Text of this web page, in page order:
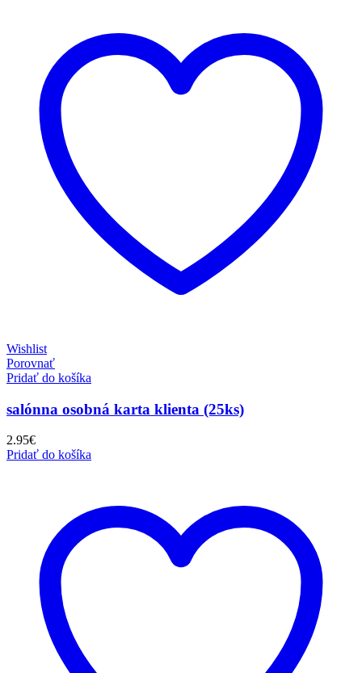
Wishlist
Porovnať
Pridať do košíka
salónna osobná karta klienta (25ks)
2.95€
Pridať do košíka